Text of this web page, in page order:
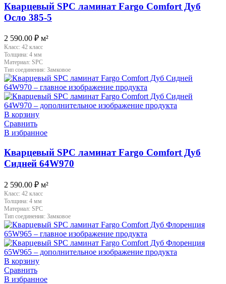
Кварцевый SPC ламинат Fargo Comfort Дуб
Осло 385-5
2 590.00 ₽ м²
Класс: 42 класс
Толщина: 4 мм
Материал: SPC
Тип соединения: Замковое
В корзину
Сравнить
В избранное
Кварцевый SPC ламинат Fargo Comfort Дуб
Сидней 64W970
2 590.00 ₽ м²
Класс: 42 класс
Толщина: 4 мм
Материал: SPC
Тип соединения: Замковое
В корзину
Сравнить
В избранное